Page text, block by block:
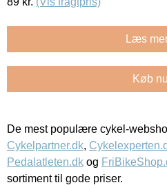
Læs
Køb
De mest populære cykel-
Cykelpartner.dk,
Pedalatleten.dk og
sortiment til gode priser.